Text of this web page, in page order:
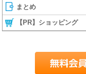
まとめ
【PR】ショッピング